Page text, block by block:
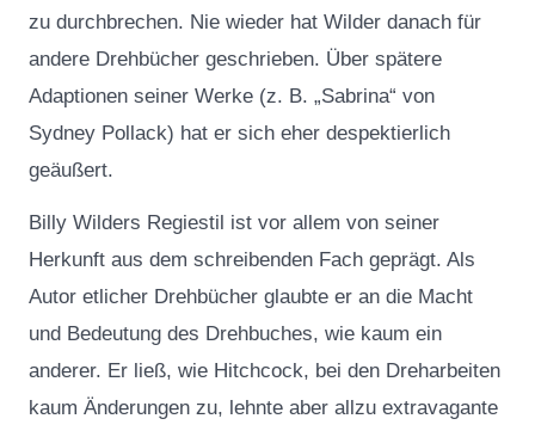
zu durchbrechen. Nie wieder hat Wilder danach für
andere Drehbücher geschrieben. Über spätere
Adaptionen seiner Werke (z. B. „Sabrina“ von
Sydney Pollack) hat er sich eher despektierlich
geäußert.
Billy Wilders Regiestil ist vor allem von seiner
Herkunft aus dem schreibenden Fach geprägt. Als
Autor etlicher Drehbücher glaubte er an die Macht
und Bedeutung des Drehbuches, wie kaum ein
anderer. Er ließ, wie Hitchcock, bei den Dreharbeiten
kaum Änderungen zu, lehnte aber allzu extravagante